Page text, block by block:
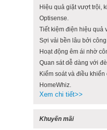
Hiệu quả giặt vượt trội,
Optisense.
Tiết kiệm điện hiệu quả
Sợi vải bền lâu bởi công
Hoạt động êm ái nhờ
Quan sát dễ dàng với
Kiểm soát và điều
HomeWhiz.
Xem chi tiết>>
Khuyến mãi